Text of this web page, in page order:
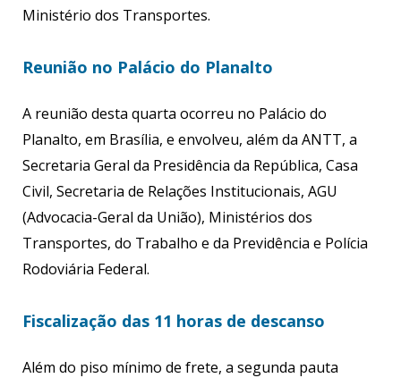
Ministério dos Transportes.
Reunião no Palácio do Planalto
A reunião desta quarta ocorreu no Palácio do
Planalto, em Brasília, e envolveu, além da ANTT, a
Secretaria Geral da Presidência da República, Casa
Civil, Secretaria de Relações Institucionais, AGU
(Advocacia-Geral da União), Ministérios dos
Transportes, do Trabalho e da Previdência e Polícia
Rodoviária Federal.
Fiscalização das 11 horas de descanso
Além do piso mínimo de frete, a segunda pauta